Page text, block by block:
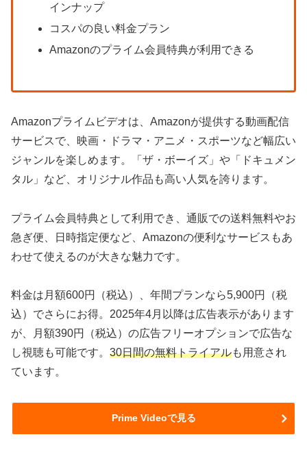
インナップ
コスパの良い料金プラン
Amazonのプライム会員特典が利用できる
Amazonプライムビデオは、Amazonが提供する動画配信
サービスで、映画・ドラマ・アニメ・スポーツなど幅広い
ジャンルを楽しめます。「ザ・ボーイズ」や「ドキュメン
タル」など、オリジナル作品も高い人気を誇ります。
プライム会員特典として利用でき、通販での送料無料やお
急ぎ便、日時指定便など、Amazonの便利なサービスもあ
わせて使えるのが大きな魅力です。
料金は月額600円（税込）、年間プランなら5,900円（税
込）でさらにお得。2025年4月以降は広告表示があります
が、月額390円（税込）の広告フリーオプションで広告な
し視聴も可能です。 30日間の無料トライアルも用意され
ています。
Prime Videoで見る